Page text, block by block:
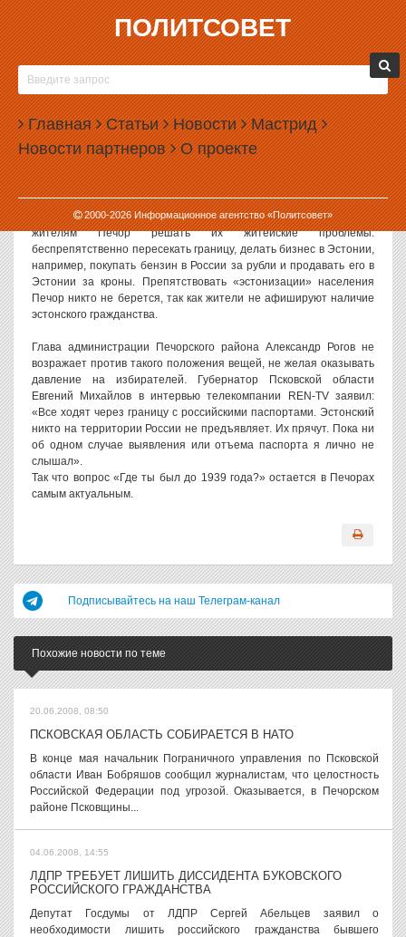
ПОЛИТСОВЕТ
Главная Статьи Новости Мастрид
Новости партнеров О проекте
2000-2026Информационное агентство «Политсовет»
01.10.2002, 09:57
ГОРОД С ДВОЙНЫМ ГРАЖДАНСТВОМ
Почти половина жителей русского города Печоры имеет двойное
гражданство. Эстонское гражданство в соответствии с эстонским
законодательством получают те, кто родился на приграничной
территории до 1939 года, а также их прямые потомки. Как
сообщает телекомпания REN-TV, в последнее время тенденция к
увеличению количества граждан Эстонии в Печорах резко
выросла, так как паспорт соседнего государства позволяет
жителям Печор решать их житейские проблемы:
беспрепятственно пересекать границу, делать бизнес в Эстонии,
например, покупать бензин в России за рубли и продавать его в
Эстонии за кроны. Препятствовать «эстонизации» населения
Печор никто не берется, так как жители не афишируют наличие
эстонского гражданства.
Глава администрации Печорского района Александр Рогов не
возражает против такого положения вещей, не желая оказывать
давление на избирателей. Губернатор Псковской области
Евгений Михайлов в интервью телекомпании REN-TV заявил:
«Все ходят через границу с российскими паспортами. Эстонский
никто на территории России не предъявляет. Их прячут. Пока ни
об одном случае выявления или отъема паспорта я лично не
слышал».
Так что вопрос «Где ты был до 1939 года?» остается в Печорах
самым актуальным.
Подписывайтесь на наш Телеграм-канал
Похожие новости по теме
20.06.2008, 08:50
ПСКОВСКАЯ ОБЛАСТЬ СОБИРАЕТСЯ В НАТО
В конце мая начальник Пограничного управления по Псковской
области Иван Бобряшов сообщил журналистам, что целостность
Российской Федерации под угрозой. Оказывается, в Печорском
районе Псковщины...
04.06.2008, 14:55
ЛДПР ТРЕБУЕТ ЛИШИТЬ ДИССИДЕНТА БУКОВСКОГО
РОССИЙСКОГО ГРАЖДАНСТВА
Депутат Госдумы от ЛДПР Сергей Абельцев заявил о
необходимости лишить российского гражданства бывшего